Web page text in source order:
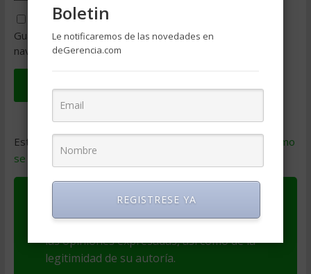
Guarda mi nombre, correo electrónico y web en este
navegador para la próxima vez que comente.
Este sitio usa Akismet para reducir el spam.
Aprende cómo
se procesan los datos de tus comentarios
Este artículo es Copyright de su autor(a). El
autor(a) es responsable por el contenido y
las opiniones expresadas, así como de la
legitimidad de su autoría.
Boletin
Le notificaremos de las novedades en
deGerencia.com
REGISTRESE YA